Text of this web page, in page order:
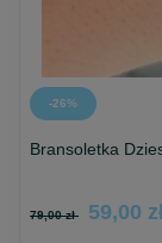
-26%
Bransoletka
79,00 zł 59,00